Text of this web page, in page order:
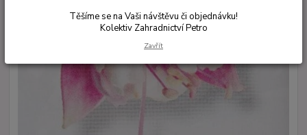
Těšíme se na Vaši návštěvu či objednávku!
Kolektiv Zahradnictví Petro
Zavřít